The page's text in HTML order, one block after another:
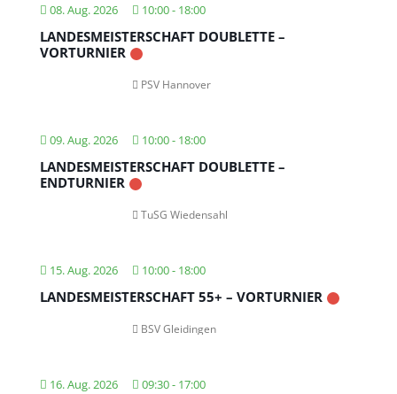
08. Aug. 2026 10:00- 18:00
LANDESMEISTERSCHAFT DOUBLETTE –
VORTURNIER
PSV Hannover
09. Aug. 2026 10:00- 18:00
LANDESMEISTERSCHAFT DOUBLETTE –
ENDTURNIER
TuSG Wiedensahl
15. Aug. 2026 10:00- 18:00
LANDESMEISTERSCHAFT 55+ – VORTURNIER
BSV Gleidingen
16. Aug. 2026 09:30- 17:00